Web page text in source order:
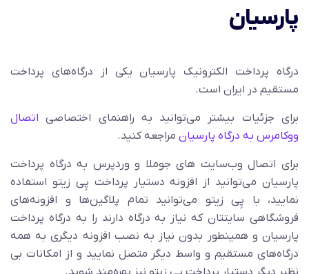
پارسیان
درگاه پرداخت الکترونیک پارسیان یکی از درگاه‌های پرداخت
مستقیم در ایران است.
برای جزئیات بیشتر می‌توانید به راهنمای اختصاصی اتصال
ووکامرس به درگاه پارسیان مراجعه کنید.
برای اتصال وب‌سایت های جوملا و وردپرس به درگاه پرداخت
پارسیان می‌توانید از افزونه دستیار پرداخت پِی زیتو استفاده
نمایید، با پِی زیتو می‌توانید تمام پلاگین‌ها و افزونه‌های
فروشگاهی سایتتان که نیاز به درگاه دارند را به درگاه پرداخت
پارسیان و همینطور بدون نیاز به نصب افزونه دیگری به همه
درگاه‌های مستقیم و واسط دیگر متصل نمایید و از امکانات بی